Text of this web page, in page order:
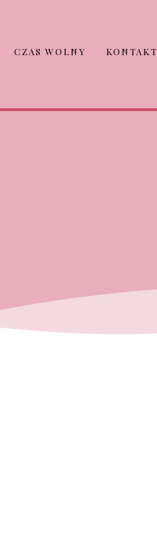
CZAS WOLNY KONTAKT